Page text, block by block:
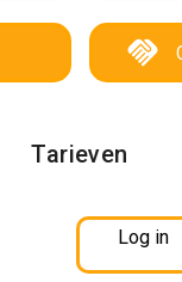
Tarieven
Log in